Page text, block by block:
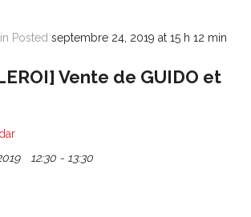
in Posted septembre 24, 2019 at 15 h 12 min
Vente de GUIDO et
12:30 - 13:30